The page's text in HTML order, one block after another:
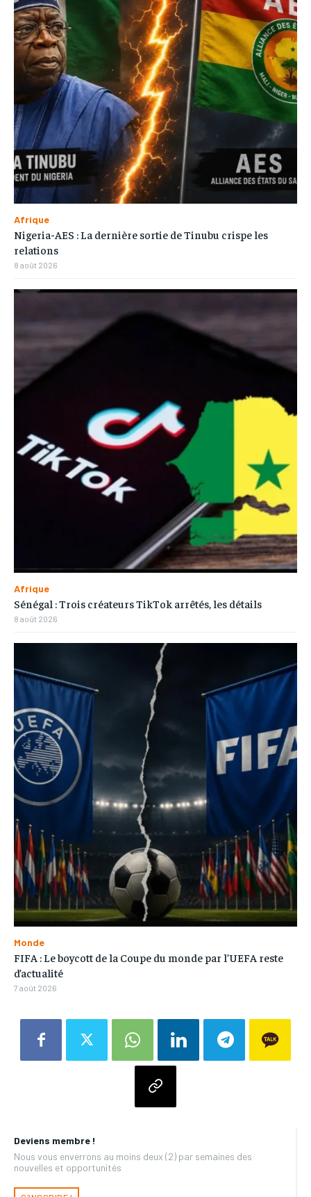
Deviens membre !
Nous vous enverrons au moins deux (2) par semaines des
nouvelles et opportunités
Afrique
Nigeria-AES : La dernière sortie de Tinubu crispe les
relations
8 août 2026
Afrique
Sénégal : Trois créateurs TikTok arrêtés, les détails
8 août 2026
Monde
FIFA : Le boycott de la Coupe du monde par l’UEFA reste
d’actualité
7 août 2026